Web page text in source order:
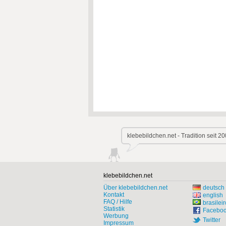
klebebildchen.net - Tradition seit
klebebildchen.net
Über klebebildchen.net
Kontakt
FAQ / Hilfe
Statistik
Werbung
Impressum
deutsch
english
Twitter